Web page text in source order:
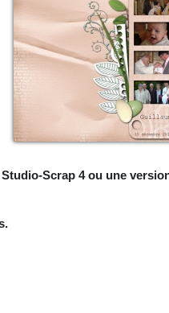
Studio-Scrap 4 ou une